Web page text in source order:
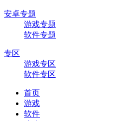
安卓专题
游戏专题
软件专题
专区
游戏专区
软件专区
首页
游戏
软件